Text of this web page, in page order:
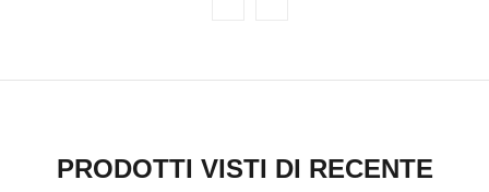
PRODOTTI VISTI DI RECENTE